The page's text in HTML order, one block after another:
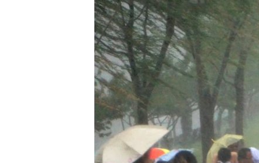
GENOCID U SREBRENICI
POPLAVE I KLIZIŠTA U BIH 2024.